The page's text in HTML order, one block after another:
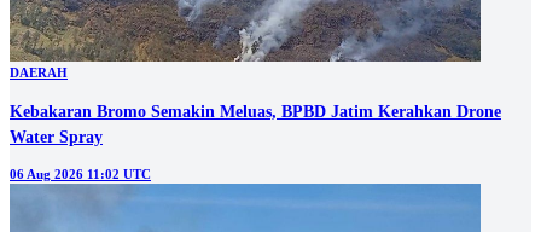
DAERAH
Kebakaran Bromo Semakin Meluas, BPBD Jatim Kerahkan Drone
Water Spray
06 Aug 2026 11:02 UTC